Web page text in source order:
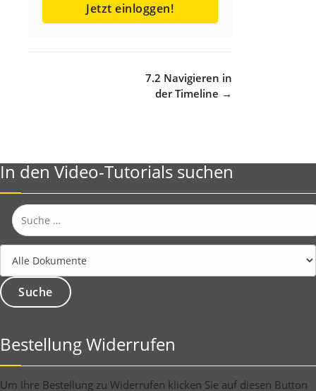
Jetzt einloggen!
7.2 Navigieren in
der Timeline →
In den Video-Tutorials suchen
Suche
nach:
Bestellung Widerrufen
Um Ihre Bestellung zu Widerrufen klicken Sie auf diesen Button